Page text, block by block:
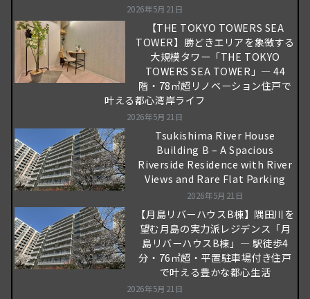
2026年5月21日
【THE TOKYO TOWERS SEA
TOWER】勝どきエリアを象徴する
大規模タワー「THE TOKYO
TOWERS SEA TOWER」― 44
階・78㎡超リノベーション住戸で
叶える都心湾岸ライフ
2026年5月21日
Tsukishima River House
Building B – A Spacious
Riverside Residence with River
Views and Rare Flat Parking
2026年5月21日
【月島リバーハウスB棟】隅田川を
望む月島の実力派レジデンス「月
島リバーハウスB棟」― 駅徒歩4
分・76㎡超・平置駐車場付き住戸
で叶える豊かな都心生活
2026年5月21日